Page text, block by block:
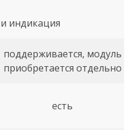
индикация
поддерживается, модуль
приобретается отдельно
есть